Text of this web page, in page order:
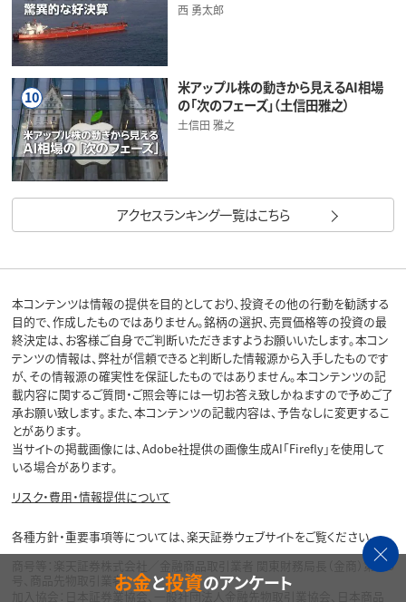
西 勇太郎
10
米アップル株の動きから見えるAI相場
の「次のフェーズ」（土信田雅之）
土信田 雅之
アクセスランキング一覧はこちら
本コンテンツは情報の提供を目的としており、投資その他の行動を勧誘する
目的で、作成したものではありません。銘柄の選択、売買価格等の投資の最
終決定は、お客様ご自身でご判断いただきますようお願いいたします。本コン
テンツの情報は、弊社が信頼できると判断した情報源から入手したものです
が、その情報源の確実性を保証したものではありません。本コンテンツの記
載内容に関するご質問・ご照会等には一切お答え致しかねますので予めご了
承お願い致します。また、本コンテンツの記載内容は、予告なしに変更するこ
とがあります。
当サイトの掲載画像には、Adobe社提供の画像生成AI「Firefly」を使用して
いる場合があります。
リスク・費用・情報提供について
各種方針・重要事項等については、楽天証券ウェブサイトをご覧ください。
商号等：楽天証券株式会社／金融商品取引業者 関東財務局長（金商）第195
号、商品先物取引業者
加入協会：日本証券業協会、一般社団法人金融先物取引業協会、日本商品
お金と投資のアンケート